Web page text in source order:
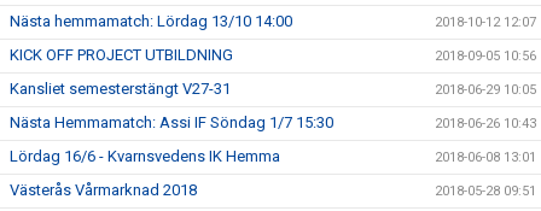
Nästa hemmamatch: Lördag 13/10 14:00 2018-10-12 12:07
KICK OFF PROJECT UTBILDNING 2018-09-05 10:56
Kansliet semesterstängt V27-31 2018-06-29 10:05
Nästa Hemmamatch: Assi IF Söndag 1/7 15:30 2018-06-26 10:43
Lördag 16/6 - Kvarnsvedens IK Hemma 2018-06-08 13:01
Västerås Vårmarknad 2018 2018-05-28 09:51